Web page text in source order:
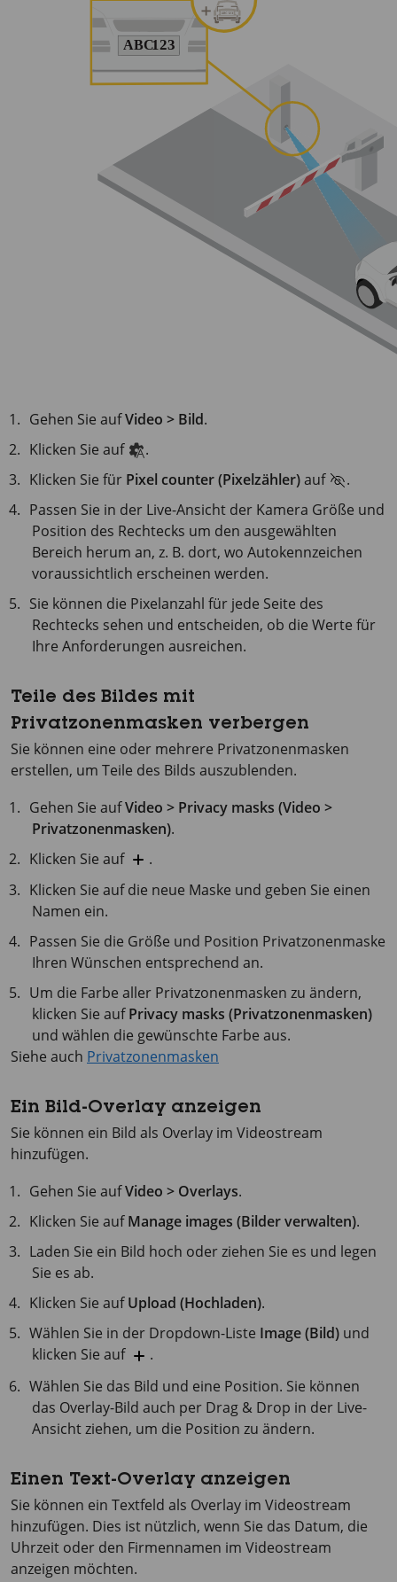
Gehen Sie aufVideo > Bild.
Klicken Sie auf
.
Klicken Sie für Pixel counter (Pixelzähler)auf
.
Passen Sie in der Live-Ansicht der Kamera Größe und
Position des Rechtecks um den ausgewählten
Bereich herum an, z. B. dort, wo Autokennzeichen
voraussichtlich erscheinen werden.
Sie können die Pixelanzahl für jede Seite des
Rechtecks sehen und entscheiden, ob die Werte für
Ihre Anforderungen ausreichen.
Teile des Bildes mit
Privatzonenmasken verbergen
Sie können eine oder mehrere Privatzonenmasken
erstellen, um Teile des Bilds auszublenden.
Gehen Sie aufVideo > Privacy masks (Video >
Privatzonenmasken).
Klicken Sie auf
.
Klicken Sie auf die neue Maske und geben Sie einen
Namen ein.
Passen Sie die Größe und Position Privatzonenmaske
Ihren Wünschen entsprechend an.
Um die Farbe aller Privatzonenmasken zu ändern,
klicken Sie aufPrivacy masks (Privatzonenmasken)
und wählen die gewünschte Farbe aus.
Siehe auch Privatzonenmasken
Ein Bild-Overlay anzeigen
Sie können ein Bild als Overlay im Videostream
hinzufügen.
Gehen Sie aufVideo > Overlays.
Klicken Sie aufManage images (Bilder verwalten).
Laden Sie ein Bild hoch oder ziehen Sie es und legen
Sie es ab.
Klicken Sie aufUpload (Hochladen).
Wählen Sie in der Dropdown-Liste Image (Bild) und
klicken Sie auf
.
Wählen Sie das Bild und eine Position. Sie können
das Overlay-Bild auch per Drag & Drop in der Live-
Ansicht ziehen, um die Position zu ändern.
Einen Text-Overlay anzeigen
Sie können ein Textfeld als Overlay im Videostream
hinzufügen. Dies ist nützlich, wenn Sie das Datum, die
Uhrzeit oder den Firmennamen im Videostream
anzeigen möchten.